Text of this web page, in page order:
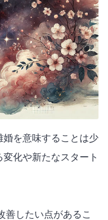
婚を意味することは少
化や新たなスタート
善したい点があるこ